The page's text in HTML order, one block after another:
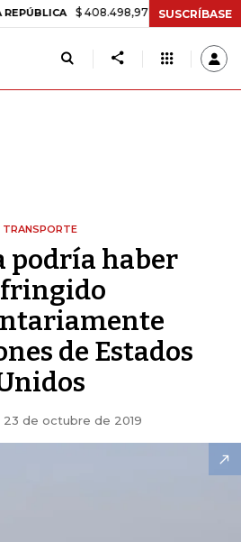
$ 408.498,97 +$ 8.753,81 +2,19%
SUSCRÍBASE
TRANSPORTE
podría haber
de Estados
23 de octubre de 2019